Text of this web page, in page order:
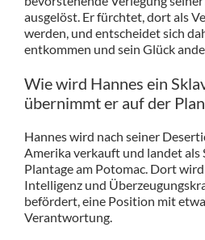
ausgelöst. Er fürchtet, dort als
werden, und entscheidet sich
entkommen und sein Glück
Wie wird Hannes ein
übernimmt er auf der
Hannes wird nach seiner
Amerika verkauft und landet als
Plantage am Potomac. Dort
Intelligenz und
befördert, eine Position mit
Verantwortung.